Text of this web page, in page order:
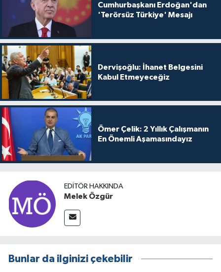
Cumhurbaşkanı Erdoğan'dan
'Terörsüz Türkiye' Mesajı
Dervişoğlu: İhanet Belgesini
Kabul Etmeyeceğiz
Ömer Çelik: 2 Yıllık Çalışmanın
En Önemli Aşamasındayız
EDITÖR HAKKINDA
Melek Özgür
Bunlar da ilginizi çekebilir